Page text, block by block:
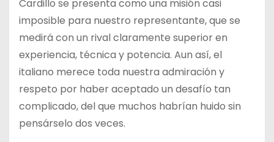
Cardillo se presenta como una misión casi
imposible para nuestro representante, que se
medirá con un rival claramente superior en
experiencia, técnica y potencia. Aun así, el
italiano merece toda nuestra admiración y
respeto por haber aceptado un desafío tan
complicado, del que muchos habrían huido sin
pensárselo dos veces.